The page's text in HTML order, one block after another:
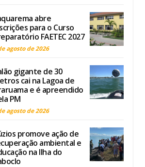
abre
para o Curso
FAETEC 2027
agosto de 2026
gigante de 30
cai na Lagoa de
e é apreendido
PM
agosto de 2026
promove ação de
ambiental e
na Ilha do